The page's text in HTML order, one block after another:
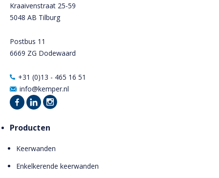
Kraaivenstraat 25-59
5048 AB Tilburg
Postbus 11
6669 ZG Dodewaard
+31 (0)13 - 465 16 51
info@kemper.nl
Producten
Keerwanden
Enkelkerende keerwanden